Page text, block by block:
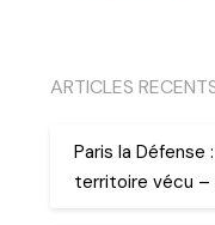
ARTICLES
Paris la Défense
territoire vécu –